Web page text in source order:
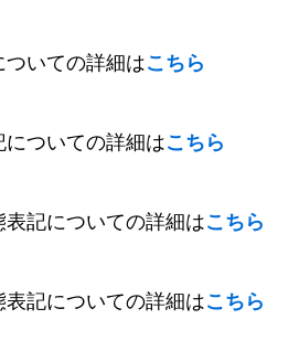
いての詳細はこちら
ついての詳細はこちら
記についての詳細はこちら
記についての詳細はこちら